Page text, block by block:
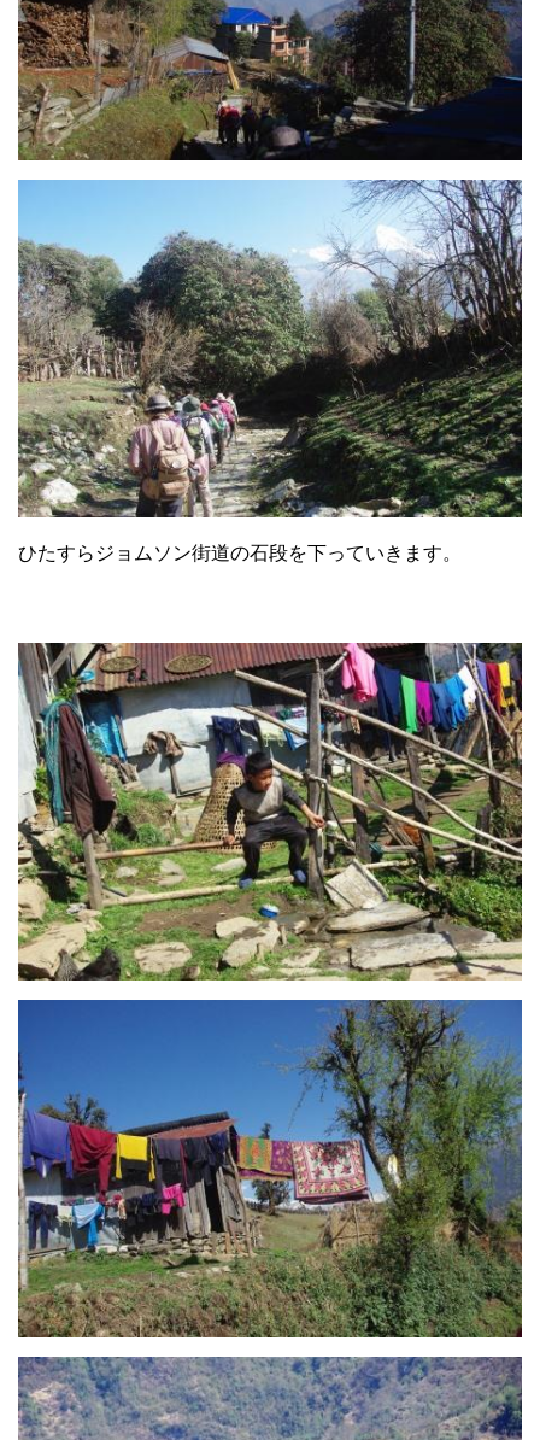
ひたすらジョムソン街道の石段を下っていきます。